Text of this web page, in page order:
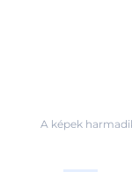
A képek